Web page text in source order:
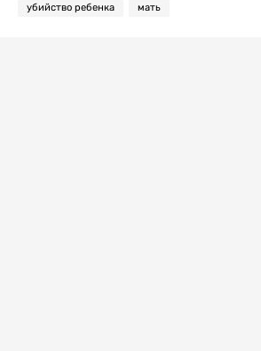
убийство ребенка мать